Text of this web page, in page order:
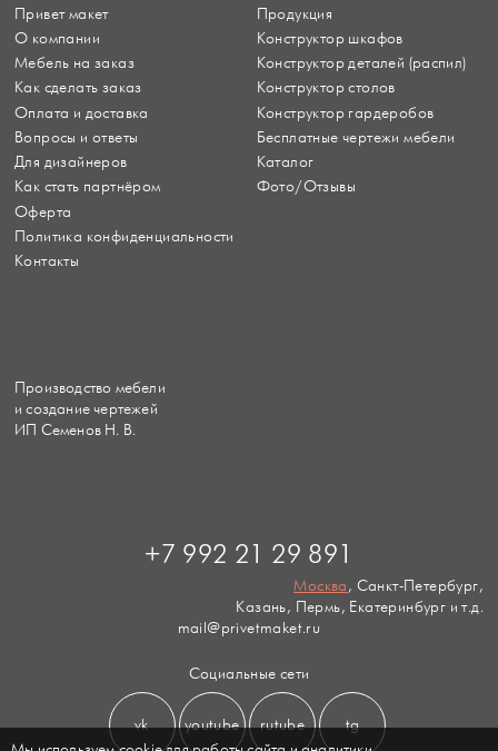
Привет макет
О компании
Мебель на заказ
Как сделать заказ
Оплата и доставка
Вопросы и ответы
Для дизайнеров
Как стать партнёром
Оферта
Политика конфиденциальности
Контакты
Продукция
Конструктор шкафов
Конструктор деталей (распил)
Конструктор столов
Конструктор гардеробов
Бесплатные чертежи мебели
Каталог
Фото/Отзывы
Производство мебели
и создание чертежей
ИП Семенов Н. В.
+7 992 21 29 891
Москва, Санкт-Петербург,
Казань, Пермь, Екатеринбург и т.д.
mail@privetmaket.ru
Социальные сети
vk youtube rutube
tg